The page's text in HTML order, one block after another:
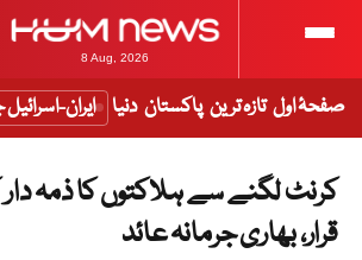
8 Aug, 2026
صفحۂ اول تازہ ترین پاکستان دنیا ایران-
کرنٹ لگنے سے ہلاکتوں کا ذمہ
قرار، بھاری جرمانہ عائد